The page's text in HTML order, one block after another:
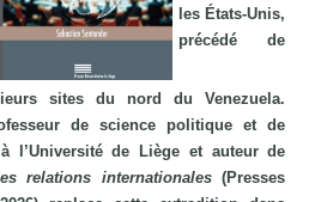
les États-Unis,
précédé de
sites du nord du Venezuela.
de science politique et de
l’Université de Liège et auteur de
relations internationales(Presses